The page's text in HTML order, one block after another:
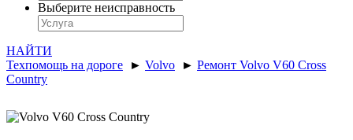
Выберите неисправность
НАЙТИ
Техпомощь на дороге ► Volvo ► Ремонт Volvo V60 Cross
Country